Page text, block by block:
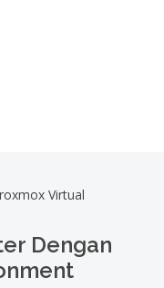
Virtual
Dengan